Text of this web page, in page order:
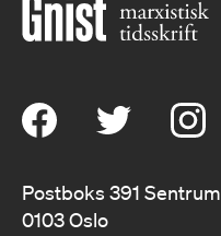
Postboks 391 Sentrum
0103 Oslo